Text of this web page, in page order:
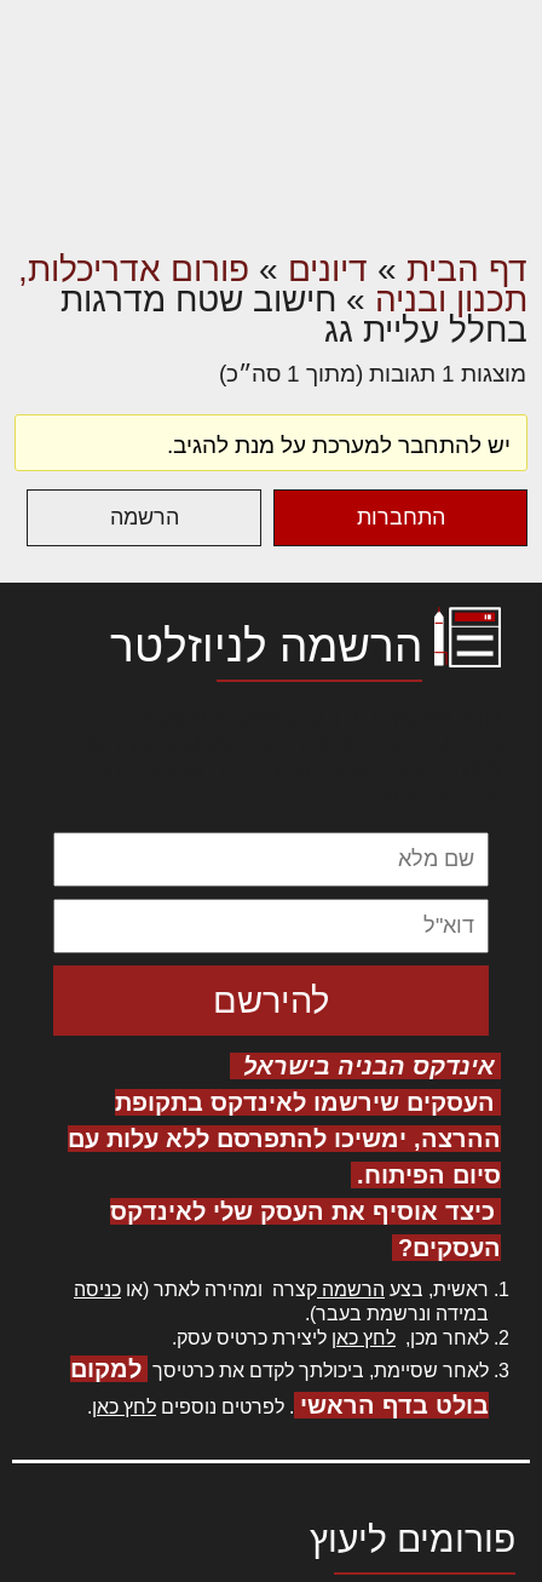
דף הבית » דיונים » פורום אדריכלות,
תכנון ובניה » חישוב שטח מדרגות
בחלל עליית גג
מוצגות 1 תגובות (מתוך 1 סה״כ)
יש להתחבר למערכת על מנת להגיב.
התחברות הרשמה
הרשמה לניוזלטר
אינדקס הבניה בישראל
העסקים שירשמו לאינדקס בתקופת
ההרצה, ימשיכו להתפרסם ללא עלות עם
סיום הפיתוח.
כיצד אוסיף את העסק שלי לאינדקס
העסקים?
ראשית, בצע הרשמה קצרה ומהירה לאתר (או כניסה
במידה ונרשמת בעבר).
לאחר מכן, לחץ כאן ליצירת כרטיס עסק.
לאחר שסיימת, ביכולתך לקדם את כרטיסך למקום
בולט בדף הראשי . לפרטים נוספים לחץ כאן.
פורומים ליעוץ